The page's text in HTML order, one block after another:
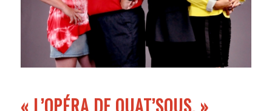
« L’OPÉRA DE QUAT’SOUS. »